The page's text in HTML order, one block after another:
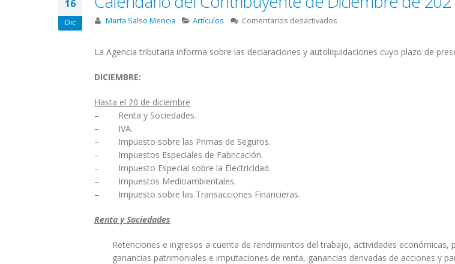
16
Dic Marta Salso Mencia Artículos Comentarios desactivadosen
del
La Agencia tributaria informa sobre las declaraciones y autoliquidaciones cuyo plazo de
DICIEMBRE:
Hasta el 20 de diciembre
– Renta y Sociedades.
– IVA.
– Impuesto sobre las Primas de Seguros.
– Impuestos Especiales de Fabricación.
– Impuesto Especial sobre la Electricidad.
– Impuestos Medioambientales.
– Impuesto sobre las Transacciones Financieras.
Renta y Sociedades
Retenciones e ingresos a cuenta de rendimientos del trabajo, actividades económicas,
ganancias patrimoniales e imputaciones de renta, ganancias derivadas de acciones y